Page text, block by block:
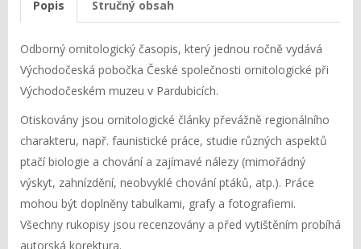
Popis
Stručný obsah
Odborný ornitologický časopis, který jednou ročně vydává
Východočeská pobočka České společnosti ornitologické při
Východočeském muzeu v Pardubicích.
Otiskovány jsou ornitologické články převážně regionálního
charakteru, např. faunistické práce, studie různých aspektů
ptačí biologie a chování a zajímavé nálezy (mimořádný
výskyt, zahnízdění, neobvyklé chování ptáků, atp.). Práce
mohou být doplněny tabulkami, grafy a fotografiemi.
Všechny rukopisy jsou recenzovány a před vytištěním probíhá
autorská korektura.